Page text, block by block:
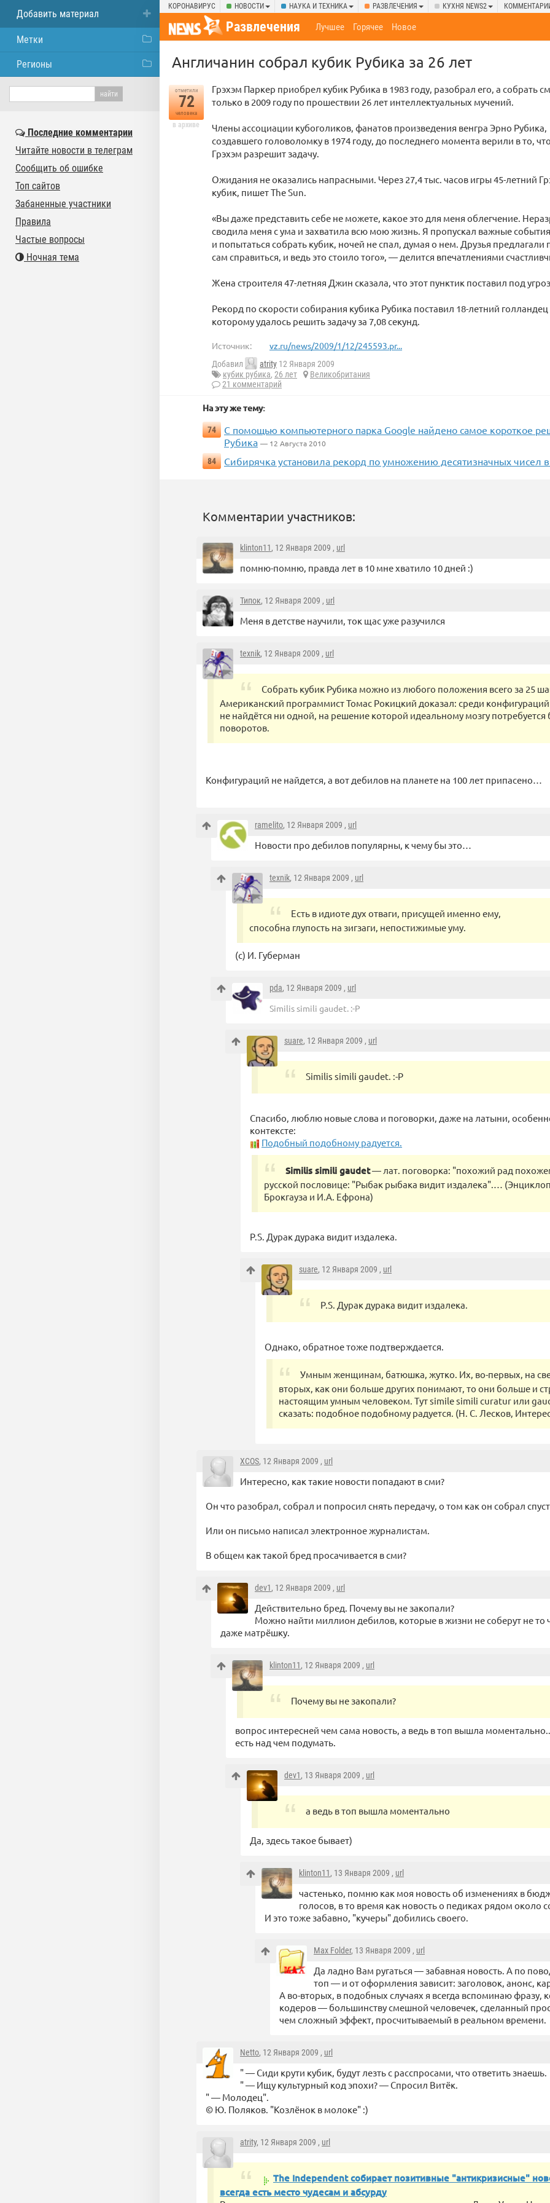
КОРОНАВИРУС НОВОСТИ НАУКА И ТЕХНИКА РАЗВЛЕЧЕНИЯ КУХНЯ NEWS2
Развлечения Лучшее Горячее Новое
Англичанин собрал кубик Рубика за 26 лет
отметили
72
человека
в архиве
Грэхэм Паркер приобрел кубик Рубика в 1983 году, разобрал его, а собрать
только в 2009 году по прошествии 26 лет интеллектуальных мучений.
Члены ассоциации кубоголиков, фанатов произведения венгра Эрно Рубика,
создавшего головоломку в 1974 году, до последнего момента верили в то, что
Грэхэм разрешит задачу.
Ожидания не оказались напрасными. Через 27,4 тыс. часов игры 45-летний
кубик, пишет The Sun.
«Вы даже представить себе не можете, какое это для меня облегчение.
сводила меня с ума и захватила всю мою жизнь. Я пропускал важные
и попытаться собрать кубик, ночей не спал, думая о нем. Друзья
сам справиться, и ведь это стоило того», — делится впечатлениями
Жена строителя 47-летняя Джин сказала, что этот пунктик поставил под
Рекорд по скорости собирания кубика Рубика поставил 18-летний
которому удалось решить задачу за 7,08 секунд.
Источник: vz.ru/news/2009/1/12/245593.pr...
Добавил atrity 12 Января 2009
кубик рубика, 26 лет
Великобритания
21 комментарий
На эту же тему:
74
С помощью компьютерного парка Google найдено самое короткое
Рубика — 12 Августа 2010
84
Сибирячка установила рекорд по умножению десятизначных чисел
Комментарии участников:
klinton11, 12 Января 2009 , url
помню-помню, правда лет в 10 мне хватило 10 дней :)
Типок, 12 Января 2009 , url
Меня в детстве научили, ток щас уже разучился
texnik, 12 Января 2009 , url
Собрать кубик Рубика можно из любого положения всего за 25
Американский программист Томас Рокицкий доказал: среди
не найдётся ни одной, на решение которой идеальному мозгу потребуется
поворотов.
Конфигураций не найдется, а вот дебилов на планете на 100 лет припасено…
ramelito, 12 Января 2009 , url
Новости про дебилов популярны, к чему бы это…
texnik, 12 Января 2009 , url
Есть в идиоте дух отваги, присущей именно ему,
способна глупость на зигзаги, непостижимые уму.
(с) И. Губерман
pda, 12 Января 2009 , url
Similis simili gaudet. :-P
suare, 12 Января 2009 , url
Similis simili gaudet. :-P
Спасибо, люблю новые слова и поговорки, даже на латыни,
контексте:
Подобный подобному радуется.
Similis simili gaudet— лат. поговорка: "похожий рад
русской пословице: "Рыбак рыбака видит издалека".…
Брокгауза и И.А. Ефрона)
P.S. Дурак дурака видит издалека.
suare, 12 Января 2009 , url
P.S. Дурак дурака видит издалека.
Однако, обратное тоже подтверждается.
Умным женщинам, батюшка, жутко. Их, во-первых, на
вторых, как они больше других понимают, то они больше и
настоящим умным человеком. Тут simile simili curatur или
сказать: подобное подобному радуется. (Н. С. Лесков,
XCOS, 12 Января 2009 , url
Интересно, как такие новости попадают в сми?
Он что разобрал, собрал и попросил снять передачу, о том как он собрал
Или он письмо написал электронное журналистам.
В общем как такой бред просачивается в сми?
dev1, 12 Января 2009 , url
Действительно бред. Почему вы не закопали?
Можно найти миллион дебилов, которые в жизни не соберут не то
даже матрёшку.
klinton11, 12 Января 2009 , url
Почему вы не закопали?
вопрос интересней чем сама новость, а ведь в топ вышла
есть над чем подумать.
dev1, 13 Января 2009 , url
а ведь в топ вышла моментально
Да, здесь такое бывает)
klinton11, 13 Января 2009 , url
частенько, помню как моя новость об изменениях в
голосов, в то время как новость о педиках рядом около
И это тоже забавно, "кучеры" добились своего.
Max Folder, 13 Января 2009 , url
Да ладно Вам ругаться — забавная новость. А по
топ — и от оформления зависит: заголовок, анонс,
А во-вторых, в подобных случаях я всегда вспоминаю фразу,
кодеров — большинству смешной человечек, сделанный
чем сложный эффект, просчитываемый в реальном времени.
Netto, 12 Января 2009 , url
" — Сиди крути кубик, будут лезть с расспросами, что ответить знаешь.
" — Ищу культурный код эпохи? — Спросил Витёк.
" — Молодец".
© Ю. Поляков. "Козлёнок в молоке" :)
atrity, 12 Января 2009 , url
The Independent собирает позитивные "антикризисные"
всегда есть место чудесам и абсурду
Добавить материал
Метки
Регионы
Последние комментарии
Читайте новости в телеграм
Сообщить об ошибке
Топ сайтов
Забаненные участники
Правила
Частые вопросы
Ночная тема